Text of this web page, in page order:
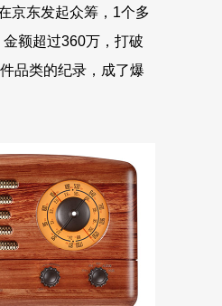
京东发起众筹，1个多
额超过360万，打破
品类的纪录，成了爆